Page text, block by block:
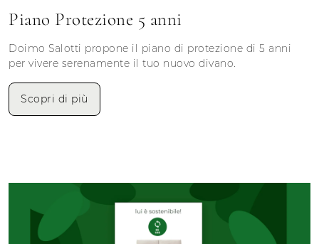
Piano Protezione 5 anni
Doimo Salotti propone il piano di protezione di 5 anni
per vivere serenamente il tuo nuovo divano.
Scopri di più